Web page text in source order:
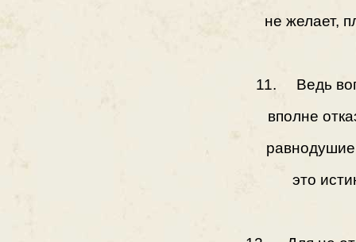
не желает,
11. Ведь
вполне
это